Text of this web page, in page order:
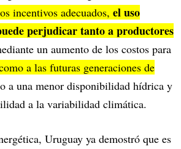
incentivos adecuados, el uso
perjudicar tanto a productores
un aumento de los costos para
a las futuras generaciones de
a una menor disponibilidad hídrica y
a la variabilidad climática.
Uruguay ya demostró que es